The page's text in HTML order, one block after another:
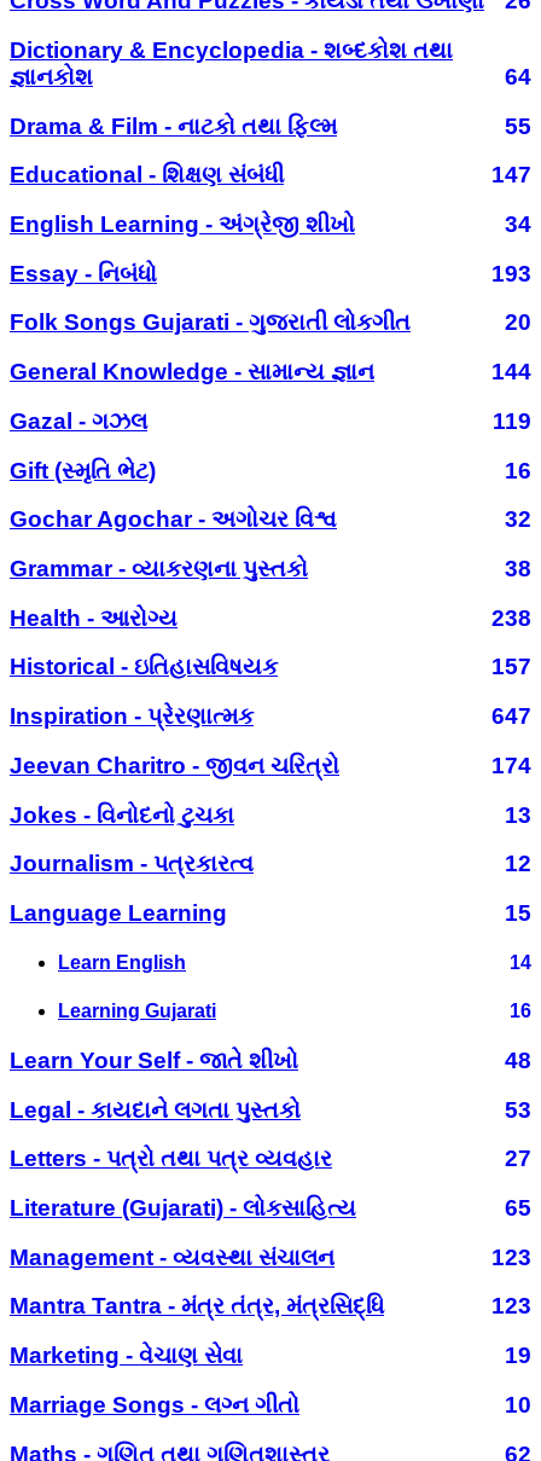
Dictionary & Encyclopedia - શબ્દકોશ તથા
જ્ઞાનકોશ
64
Drama & Film - નાટકો તથા ફિલ્મ
55
Educational - શિક્ષણ સંબંધી
147
English Learning - અંગ્રેજી શીખો
34
Essay - નિબંધો
193
Folk Songs Gujarati - ગુજરાતી લોકગીત
20
General Knowledge - સામાન્ય જ્ઞાન
144
Gazal - ગઝલ
119
Gift (સ્મૃતિ ભેટ)
16
Gochar Agochar - અગોચર વિશ્વ
32
Grammar - વ્યાકરણના પુસ્તકો
38
Health - આરોગ્ય
238
Historical - ઇતિહાસવિષયક
157
Inspiration - પ્રેરણાત્મક
647
Jeevan Charitro - જીવન ચરિત્રો
174
Jokes - વિનોદનો ટુચકા
13
Journalism - પત્રકારત્વ
12
Language Learning
15
Learn English 14
Learning Gujarati 16
Learn Your Self - જાતે શીખો
48
Legal - કાયદાને લગતા પુસ્તકો
53
Letters - પત્રો તથા પત્ર વ્યવહાર
27
Literature (Gujarati) - લોકસાહિત્ય
65
Management - વ્યવસ્થા સંચાલન
123
Mantra Tantra - મંત્ર તંત્ર, મંત્રસિદ્ધિ
123
Marketing - વેચાણ સેવા
19
Marriage Songs - લગ્ન ગીતો
10
Maths - ગણિત તથા ગણિતશાસ્ત્ર
62